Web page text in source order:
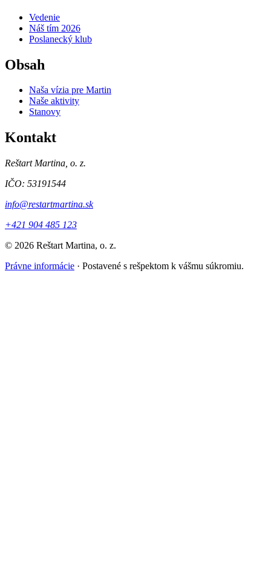
Vedenie
Náš tím 2026
Poslanecký klub
Obsah
Naša vízia pre Martin
Naše aktivity
Stanovy
Kontakt
Reštart Martina, o. z.
IČO: 53191544
info@restartmartina.sk
+421 904 485 123
© 2026 Reštart Martina, o. z.
Právne informácie · Postavené s rešpektom k vášmu súkromiu.